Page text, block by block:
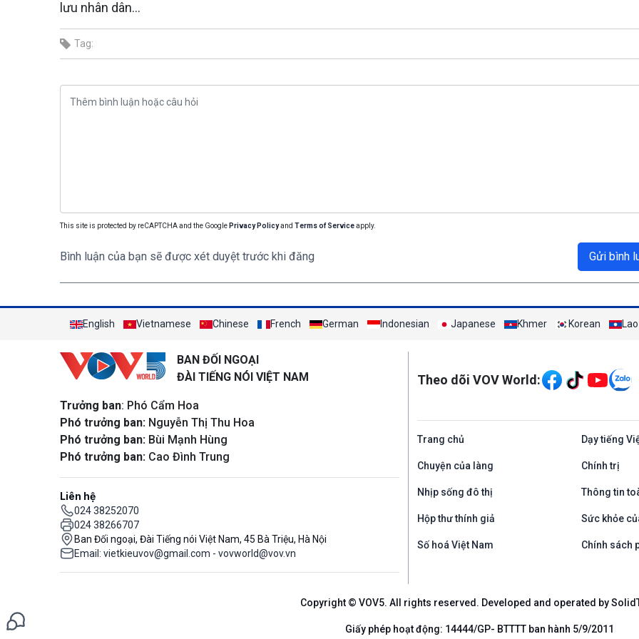
lưu nhân dân...
Tag:
This site is protected by reCAPTCHA and the Google Privacy Policyand Terms of Serviceapply.
Bình luận của bạn sẽ được xét duyệt trước khi đăng Gửi bình
English Vietnamese Chinese French German Indonesian Japanese Khmer Korean Lao
BAN ĐỐI NGOẠI
ĐÀI TIẾNG NÓI VIỆT NAM
Trưởng ban: Phó Cẩm Hoa
Phó trưởng ban: Nguyễn Thị Thu Hoa
Phó trưởng ban: Bùi Mạnh Hùng
Phó trưởng ban: Cao Đình Trung
Liên hệ
024 38252070
024 38266707
Ban Đối ngoại, Đài Tiếng nói Việt Nam, 45 Bà Triệu, Hà Nội
Email: vietkieuvov@gmail.com - vovworld@vov.vn
Theo dõi VOV World:
Trang chủ Dạy tiếng
Chuyện của làng Chính trị
Nhịp sống đô thị Thông tin
Hộp thư thính giả Sức khỏe
Số hoá Việt Nam Chính sách
Copyright © VOV5. All rights reserved. Developed and operated by
Giấy phép hoạt động: 14444/GP- BTTTT ban hành 5/9/2011